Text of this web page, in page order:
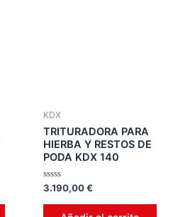
KDX
TRITURADORA PARA
HIERBA Y RESTOS DE
PODA KDX 140
Valorado
0
3.190,00€